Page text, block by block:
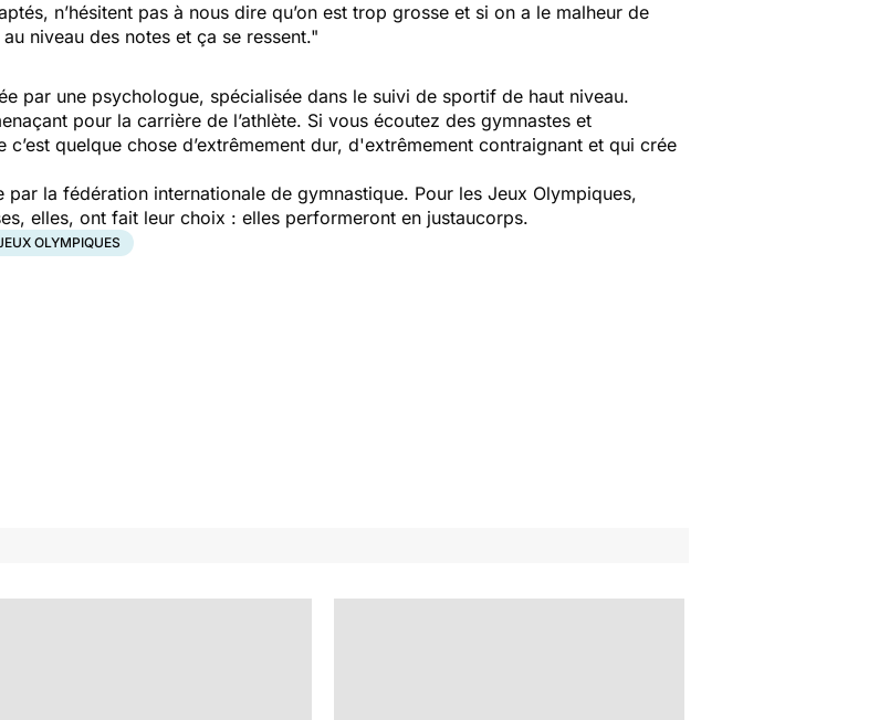
n’hésitent pas à nous dire qu’on est trop grosse et si on a le malheur de
niveau des notes et ça se ressent."
par une psychologue, spécialisée dans le suivi de sportif de haut niveau.
pour la carrière de l’athlète. Si vous écoutez des gymnastes et
quelque chose d’extrêmement dur, d'extrêmement contraignant et qui crée
la fédération internationale de gymnastique. Pour les Jeux Olympiques,
elles, ont fait leur choix : elles performeront en justaucorps.
OLYMPIQUES